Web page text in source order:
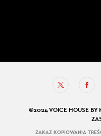
©2024 VOICE HOUSE BY
ZAKAZ KOPIOWANIA